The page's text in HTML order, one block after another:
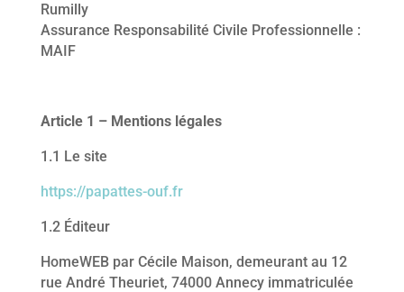
Rumilly
Assurance Responsabilité Civile Professionnelle :
MAIF
Article 1 – Mentions légales
1.1 Le site
https://papattes-ouf.fr
1.2 Éditeur
HomeWEB par Cécile Maison, demeurant au 12
rue André Theuriet, 74000 Annecy immatriculée